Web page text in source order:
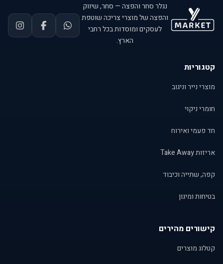
נגלר סחר והפצה — סחר, שיווק
והפצה של מוצרי צריכה שוטפת
לעסקים ומוסדות בכל רחבי
הארץ.
קטגוריות
מוצרי נייר וניגוב
חומרי ניקוי
חד פעמי ואירוח
אריזות Take Away
קפה, שתייה וכיבוד
בטיחות ומיגון
קישורים מהירים
קטלוג מוצרים